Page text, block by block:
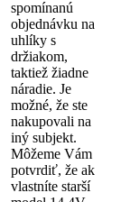
spomínanú
objednávku na
uhlíky s
držiakom,
taktiež žiadne
náradie. Je
možné, že ste
nakupovali na
iný subjekt.
Môžeme Vám
potvrdiť, že ak
vlastníte starší